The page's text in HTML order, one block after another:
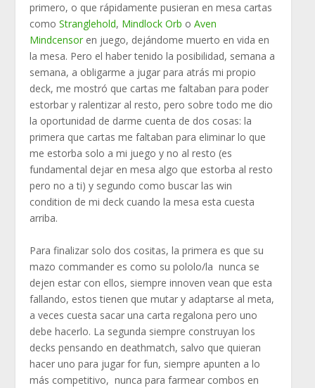
primero, o que rápidamente pusieran en mesa cartas
comoStranglehold, Mindlock Orb oAven
Mindcensor en juego, dejándome muerto en vida en
la mesa. Pero el haber tenido la posibilidad, semana a
semana, a obligarme a jugar para atrás mi propio
deck, me mostró que cartas me faltaban para poder
estorbar y ralentizar al resto, pero sobre todo me dio
la oportunidad de darme cuenta de dos cosas: la
primera que cartas me faltaban para eliminar lo que
me estorba solo a mi juego y no al resto (es
fundamental dejar en mesa algo que estorba al resto
pero no a ti) y segundo como buscar las win
condition de mi deck cuando la mesa esta cuesta
arriba.
Para finalizar solo dos cositas, la primera es que su
mazo commander es como su pololo/la nunca se
dejen estar con ellos, siempre innoven vean que esta
fallando, estos tienen que mutar y adaptarse al meta,
a veces cuesta sacar una carta regalona pero uno
debe hacerlo. La segunda siempre construyan los
decks pensando en deathmatch, salvo que quieran
hacer uno para jugar for fun, siempre apunten a lo
más competitivo, nunca para farmear combos en